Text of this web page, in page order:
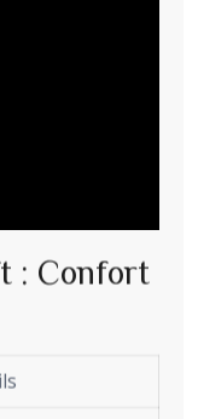
: Confort